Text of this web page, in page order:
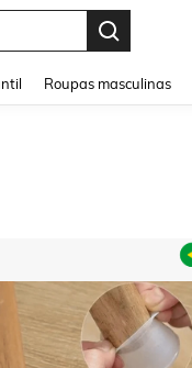
Roupas masculinas